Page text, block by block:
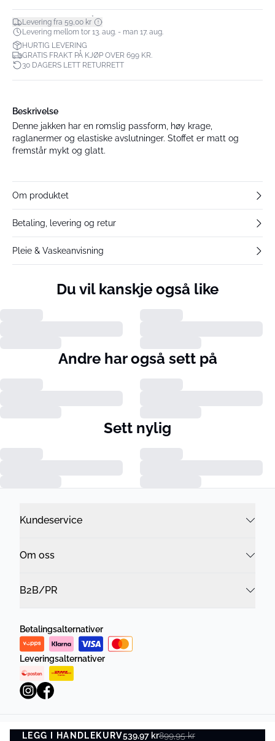
Levering fra 59,00 kr*
Levering mellom tor 13. aug. - man 17. aug.
HURTIG LEVERING
GRATIS FRAKT PÅ KJØP OVER 699 KR.
30 DAGERS LETT RETURRETT
LEGG I HANDLEKURV539,97 kr899,95 kr
Beskrivelse
Denne jakken har en romslig passform, høy krage,
raglanermer og elastiske avslutninger. Stoffet er matt og
fremstår mykt og glatt.
Om produktet
Betaling, levering og retur
Pleie & Vaskeanvisning
Du vil kanskje også like
Andre har også sett på
Sett nylig
Kundeservice
Om oss
B2B/PR
Betalingsalternativer
Leveringsalternativer
Personvernregler Vilkår og betingelser